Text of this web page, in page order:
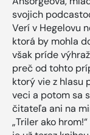
svojich
Verí v Hegelovu
ktorá by mohla
však príde
preč od tohto
ktorý vie z hlasu
veci a potom sa
čitateľa ani na
„Triler ako